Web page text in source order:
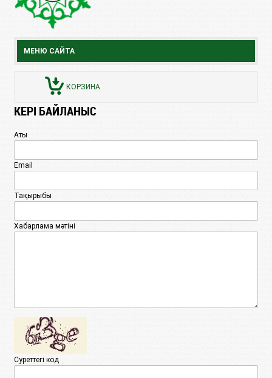
МЕНЮ САЙТА
КОРЗИНА
КЕРІ БАЙЛАНЫС
Аты
Email
Тақырыбы
Хабарлама мәтіні
Суреттегі код